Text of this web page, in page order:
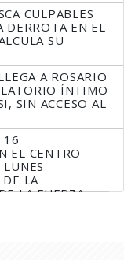
CULPABLES
DERROTA EN EL
SU
A ROSARIO
ÍNTIMO
SIN ACCESO AL
16
EL CENTRO
LA
LA FUERZA